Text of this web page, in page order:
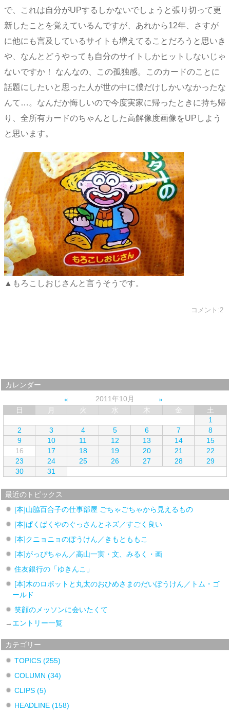
で、これは自分がUPするしかないでしょうと張り切って更
新したことを覚えているんですが、あれから12年、さすが
に他にも言及しているサイトも増えてることだろうと思いき
や、なんとどうやっても自分のサイトしかヒットしないじゃ
ないですか！ なんなの、この孤独感。このカードのことに
話題にしたいと思った人が世の中に僕だけしかいなかったな
んて…。なんだか悔しいので今度実家に帰ったときに持ち帰
り、全所有カードのちゃんとした高解像度画像をUPしよう
と思います。
▲もろこしおじさんと言うそうです。
コメント:2
カレンダー
2011年10月
日
月 火 水 木 金
土
1
2
3 4 5 6 7
8
9
10 11 12 13 14
15
16
17 18 19 20 21
22
23
24 25 26 27 28
29
30
31
最近のトピックス
[本]山脇百合子の仕事部屋 ごちゃごちゃから見えるもの
[本]ぱくぱくやのぐっさんとネズ／すごく良い
[本]クニョニョのぼうけん／きもとももこ
[本]がっぴちゃん／高山一実・文、みるく・画
住友銀行の「ゆきんこ」
[本]木のロボットと丸太のおひめさまのだいぼうけん／トム・ゴ
ールド
笑顔のメッソンに会いたくて
→ エントリー一覧
カテゴリー
TOPICS(255)
COLUMN(34)
CLIPS(5)
HEADLINE(158)